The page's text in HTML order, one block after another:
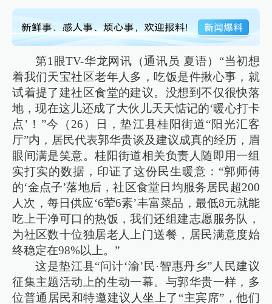
第1眼TV-华龙网讯（通讯员 夏语）“当初想
着我们天宝社区老年人多，吃饭是件揪心事，就
试着提了建社区食堂的建议。没想到不仅很快落
地，现在这儿还成了大伙儿天天惦记的‘暖心打卡
点’！”今（26）日，垫江县桂阳街道“阳光汇客
厅”内，居民代表郭华贵谈及建议成真的经历，眉
眼间满是笑意。桂阳街道相关负责人随即用一组
实打实的数据，印证了这份民生暖意：“郭师傅
的‘金点子’落地后，社区食堂日均服务居民超200
人次，每日供应‘6荤6素’丰富菜品，最低8元就能
吃上干净可口的热饭，我们还组建志愿服务队，
为社区数十位独居老人上门送餐，居民满意度始
终稳定在98%以上。”
这是垫江县“问计‘渝’民·智惠丹乡”人民建议
征集主题活动上的生动一幕。与郭华贵一样，多
位普通居民和特邀建议人坐上了“主宾席”，他们